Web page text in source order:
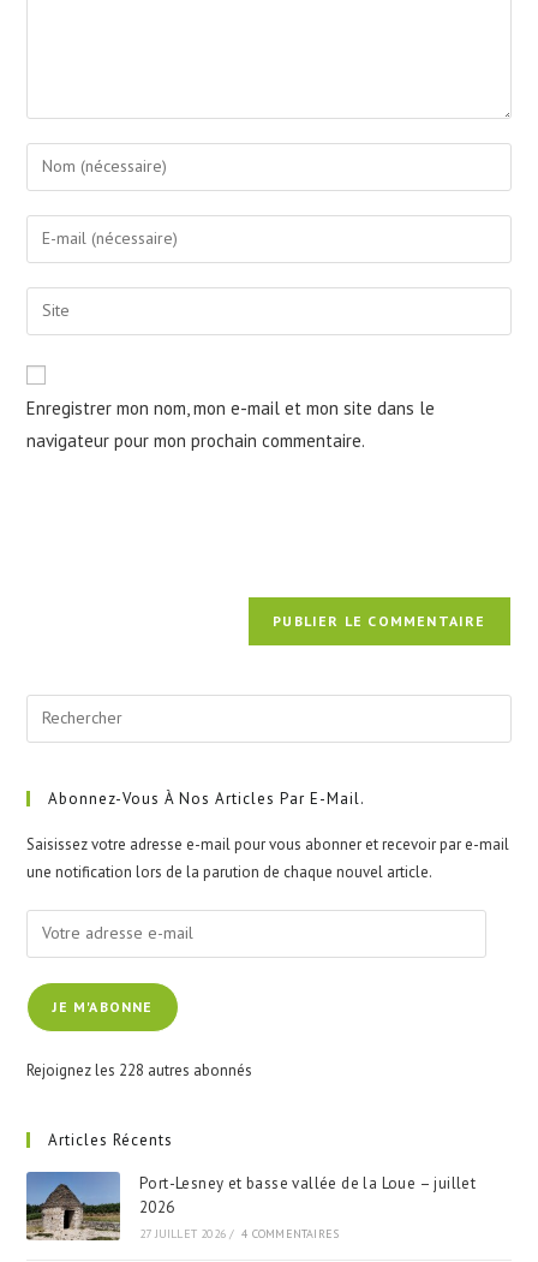
Enter
your
name
comment
Enter
your
email
address
Saisir
l’URL
votre
site
(facultatif)
Enregistrer mon nom, mon e-mail et mon site dans le
navigateur pour mon prochain commentaire.
Abonnez-Vous À Nos Articles Par E-Mail.
Saisissez votre adresse e-mail pour vous abonner et recevoir par e-mail
une notification lors de la parution de chaque nouvel article.
Votre
adresse
e-
mailJE M'ABONNE
Rejoignez les 228 autres abonnés
Articles Récents
Port-Lesney et basse vallée de la Loue – juillet
2026
27 JUILLET 2026 / 4 COMMENTAIRES